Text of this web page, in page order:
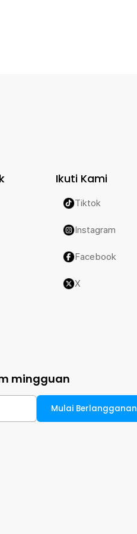
Ikuti Kami
Tiktok
Instagram
Facebook
X
mingguan
Mulai Berlangganan